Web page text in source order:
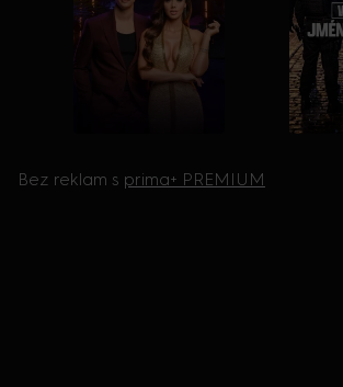
Bez reklam s prima+ PREMIUM